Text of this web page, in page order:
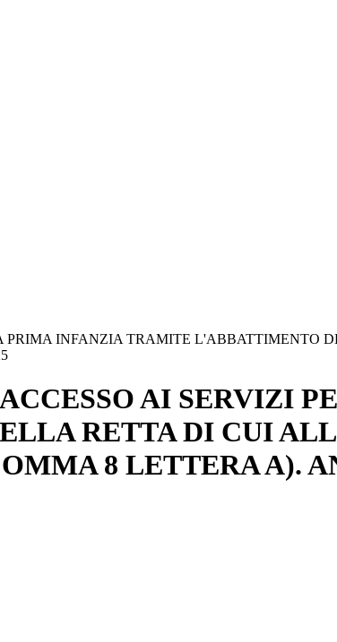
PRIMA INFANZIA TRAMITE L'ABBATTIMENTO
AI SERVIZI
RETTA DI CUI
8 LETTERA A).